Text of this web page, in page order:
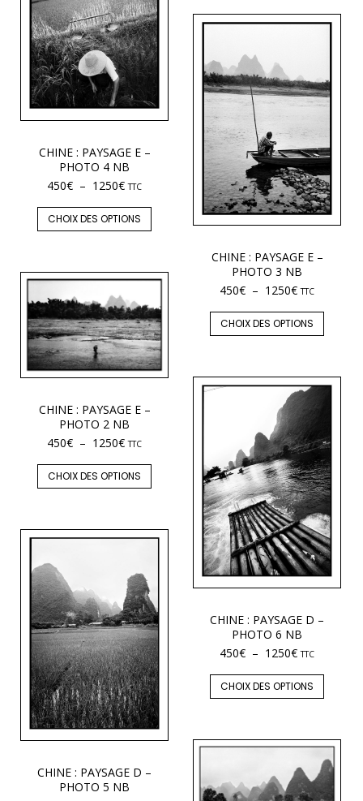
CHINE : PAYSAGE E –
PHOTO 4 NB
450€ – 1250€ TTC
CHOIX DES OPTIONS
CHINE : PAYSAGE E –
PHOTO 3 NB
450€ – 1250€ TTC
CHOIX DES OPTIONS
CHINE : PAYSAGE E –
PHOTO 2 NB
450€ – 1250€ TTC
CHOIX DES OPTIONS
CHINE : PAYSAGE D –
PHOTO 6 NB
450€ – 1250€ TTC
CHOIX DES OPTIONS
CHINE : PAYSAGE D –
PHOTO 5 NB